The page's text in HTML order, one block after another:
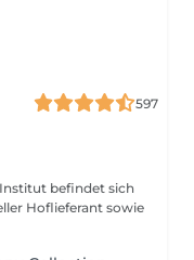
597
Hoflieferant sowie